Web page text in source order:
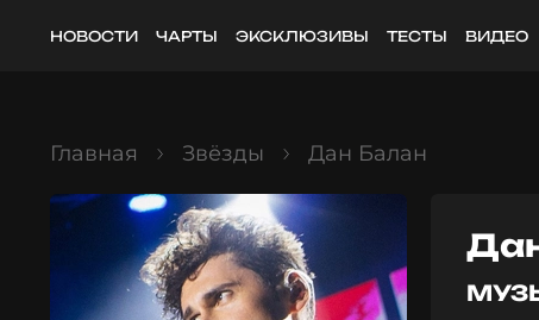
НОВОСТИ ЧАРТЫ ЭКСКЛЮЗИВЫ ТЕСТЫ ВИДЕО
Главная Звёзды Дан Балан